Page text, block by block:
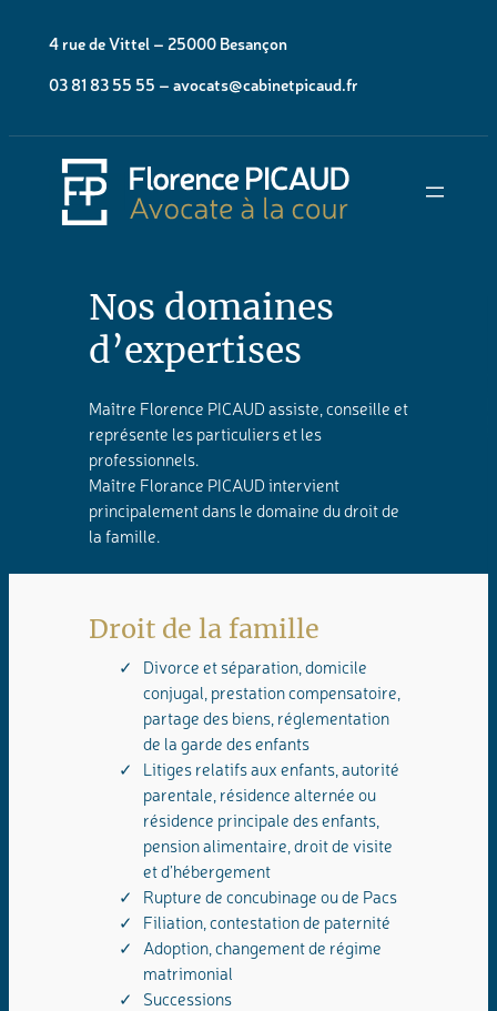
4 rue de Vittel – 25000 Besançon
03 81 83 55 55 – avocats@cabinetpicaud.fr
Nos domaines
d’expertises
Maître Florence PICAUD assiste, conseille et
représente les particuliers et les
professionnels.
Maître Florance PICAUD intervient
principalement dans le domaine du droit de
la famille.
Droit de la famille
Divorce et séparation, domicile
conjugal, prestation compensatoire,
partage des biens, réglementation
de la garde des enfants
Litiges relatifs aux enfants, autorité
parentale, résidence alternée ou
résidence principale des enfants,
pension alimentaire, droit de visite
et d’hébergement
Rupture de concubinage ou de Pacs
Filiation, contestation de paternité
Adoption, changement de régime
matrimonial
Successions